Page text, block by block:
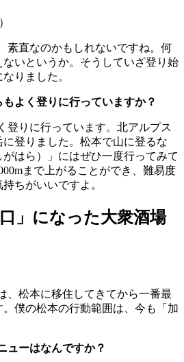
素直なのかもしれないですね。何
いというか。そうしていざ登り始
りました。
よく登りに行っていますか？
登りに行っています。北アルプス
登りました。松本で山に登るな
はら）」にはぜひ一度行ってみて
まで上がることができ、難易度
ちがいいですよ。
」になった大衆酒場
、松本に移住してきてから一番最
僕の松本の行動範囲は、今も「加
ューはなんですか？